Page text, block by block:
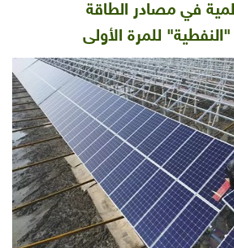
في مصادر الطاقة
للمرة الأولى